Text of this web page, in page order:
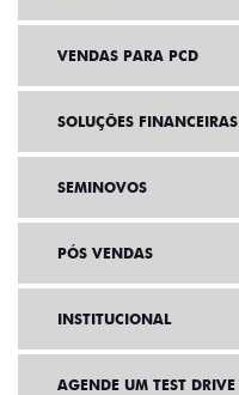
VENDAS PARA PCD
SOLUÇÕES FINANCEIRAS
SEMINOVOS
PÓS VENDAS
INSTITUCIONAL
AGENDE UM TEST DRIVE